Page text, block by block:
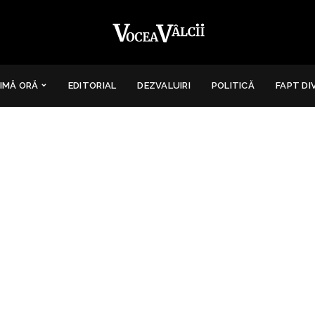
ORĂ EDITORIAL DEZVALUIRI POLITICĂ FAPT